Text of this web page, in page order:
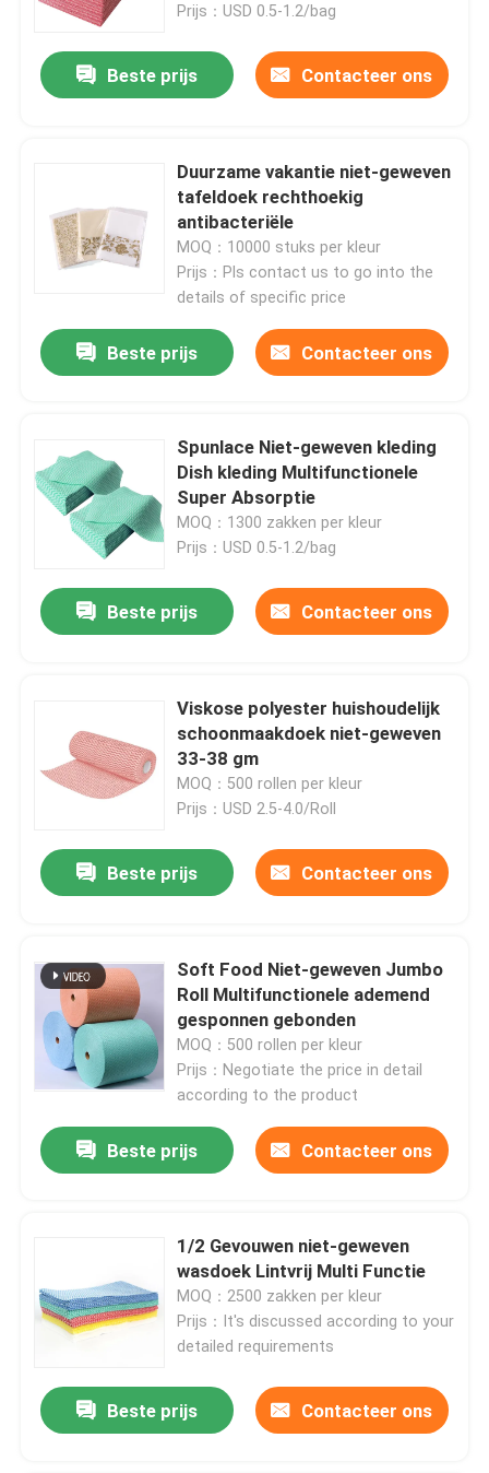
Over ons
Fabriekstocht
Vraag een offerte
Andere artikelen van textiel
Prijs：USD 0.5-1.2/bag
Beste prijs Contacteer ons
Duurzame vakantie niet-geweven
tafeldoek rechthoekig
antibacteriële
MOQ：10000 stuks per kleur
Prijs：Pls contact us to go into the
details of specific price
Beste prijs Contacteer ons
Spunlace Niet-geweven kleding
Dish kleding Multifunctionele
Super Absorptie
MOQ：1300 zakken per kleur
Prijs：USD 0.5-1.2/bag
Beste prijs Contacteer ons
Viskose polyester huishoudelijk
schoonmaakdoek niet-geweven
33-38 gm
MOQ：500 rollen per kleur
Prijs：USD 2.5-4.0/Roll
Beste prijs Contacteer ons
Soft Food Niet-geweven Jumbo
Roll Multifunctionele ademend
gesponnen gebonden
MOQ：500 rollen per kleur
Prijs：Negotiate the price in detail
according to the product
Beste prijs Contacteer ons
1/2 Gevouwen niet-geweven
wasdoek Lintvrij Multi Functie
MOQ：2500 zakken per kleur
Prijs：It's discussed according to your
detailed requirements
Beste prijs Contacteer ons